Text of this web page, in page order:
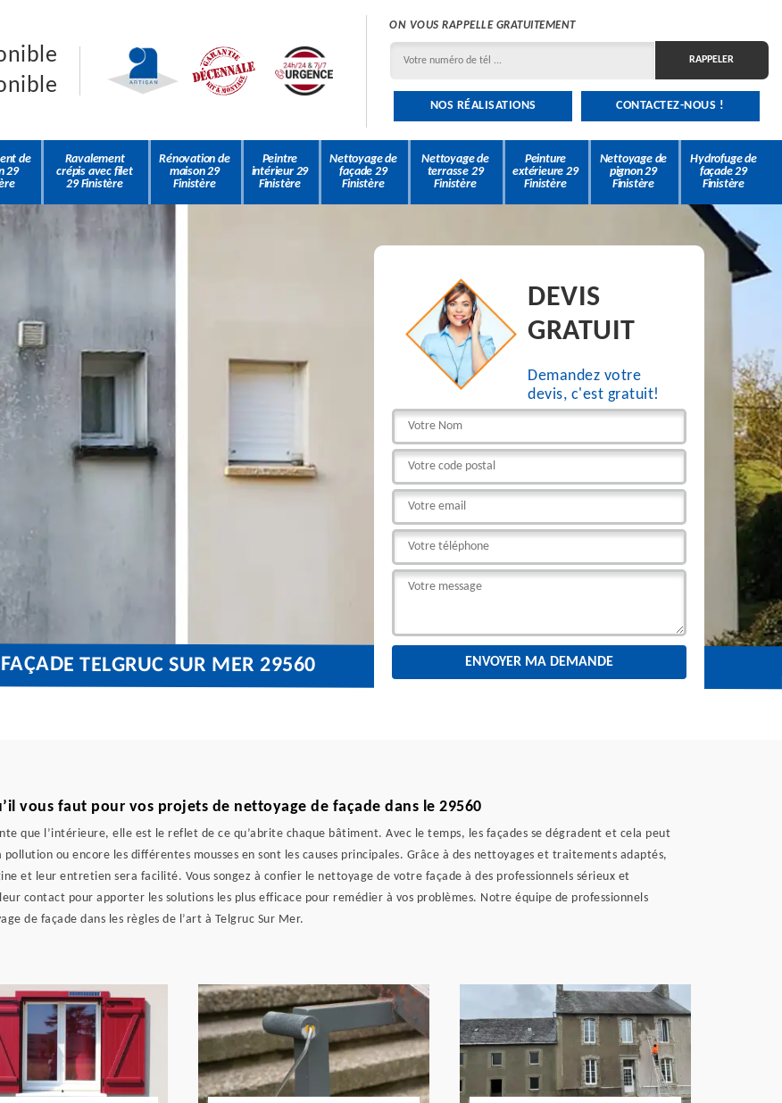
ON VOUS RAPPELLE GRATUITEMENT
NOS RÉALISATIONS CONTACTEZ-NOUS !
de
29
Ravalement
crépis avec filet
29 Finistère
Rénovation de
maison 29
Finistère
Peintre
intérieur 29
Finistère
Nettoyage de
façade 29
Finistère
Nettoyage de
terrasse 29
Finistère
Peinture
extérieure 29
Finistère
Nettoyage de
pignon 29
Finistère
Hydrofuge de
façade 29
Finistère
DEVIS
GRATUIT
Demandez votre
devis, c'est gratuit!
TELGRUC SUR MER 29560
vous faut pour vos projets de nettoyage de façade dans le 29560
que l’intérieure, elle est le reflet de ce qu’abrite chaque bâtiment. Avec le temps, les façades se dégradent et cela peut
ou encore les différentes mousses en sont les causes principales. Grâce à des nettoyages et traitements adaptés,
et leur entretien sera facilité. Vous songez à confier le nettoyage de votre façade à des professionnels sérieux et
contact pour apporter les solutions les plus efficace pour remédier à vos problèmes. Notre équipe de professionnels
de façade dans les règles de l’art à Telgruc Sur Mer.